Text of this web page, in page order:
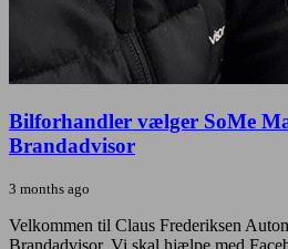
Bilforhandler vælger SoMe
Brandadvisor
3 months ago
Velkommen til Claus Frederiksen